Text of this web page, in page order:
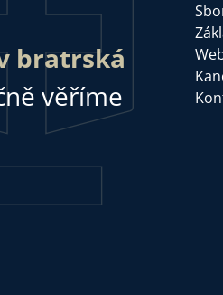
bratrská
věříme